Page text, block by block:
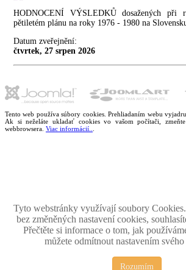
HODNOCENÍ VÝSLEDKŮ dosažených při
pětiletém plánu na roky 1976 - 1980 na
Datum zveřejnění:
čtvrtek, 27 srpen 2026
Tento web používa súbory cookies. Prehliadaním webu
Ak si neželáte ukladať cookies vo vašom počítači, zmeňte
webbrowsera. Viac informácií..
Tyto webstránky využívají soubory
bez změněných nastavení cookies,
Přečtěte si informace o tom, jak
můžete odmítnout nastavením
Rozumím